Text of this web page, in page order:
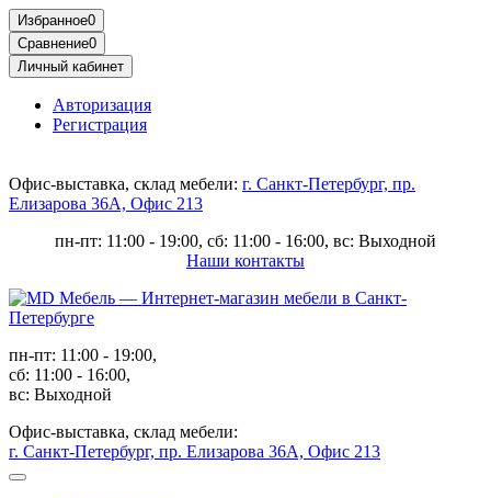
Избранное0
Сравнение0
Личный кабинет
Авторизация
Регистрация
Офис-выставка, склад мебели: г. Санкт-Петербург, пр.
Елизарова 36А, Офис 213
пн-пт: 11:00 - 19:00, сб: 11:00 - 16:00, вс: Выходной
Наши контакты
пн-пт: 11:00 - 19:00,
сб: 11:00 - 16:00,
вс: Выходной
Офис-выставка, склад мебели:
г. Санкт-Петербург, пр. Елизарова 36А, Офис 213